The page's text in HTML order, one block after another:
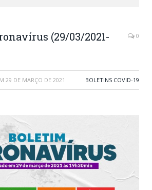
(29/03/2021-
0
29 DE MARÇO DE 2021 BOLETINS COVID-19